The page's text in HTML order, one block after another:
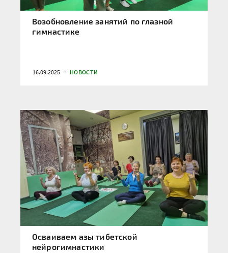
Возобновление занятий по глазной
гимнастике
16.09.2025 НОВОСТИ
Осваиваем азы тибетской
нейрогимнастики